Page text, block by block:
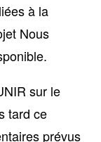
à la
Nous
sur le
tard ce
prévus